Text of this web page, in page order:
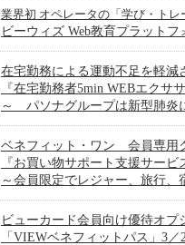
業界初 オペレータの「学び・ト
ビーウィズ Web教育プラット
在宅勤務による運動不足を軽減
『在宅勤務者5min WEBエクサ
～ パソナグループは新型肺炎
ベネフィット・ワン 会員専用
『お買い物サポート支援サー
～会員限定でレジャー、旅行、
ビューカード会員向け優待オプ
「VIEWベネフィットパス」3／